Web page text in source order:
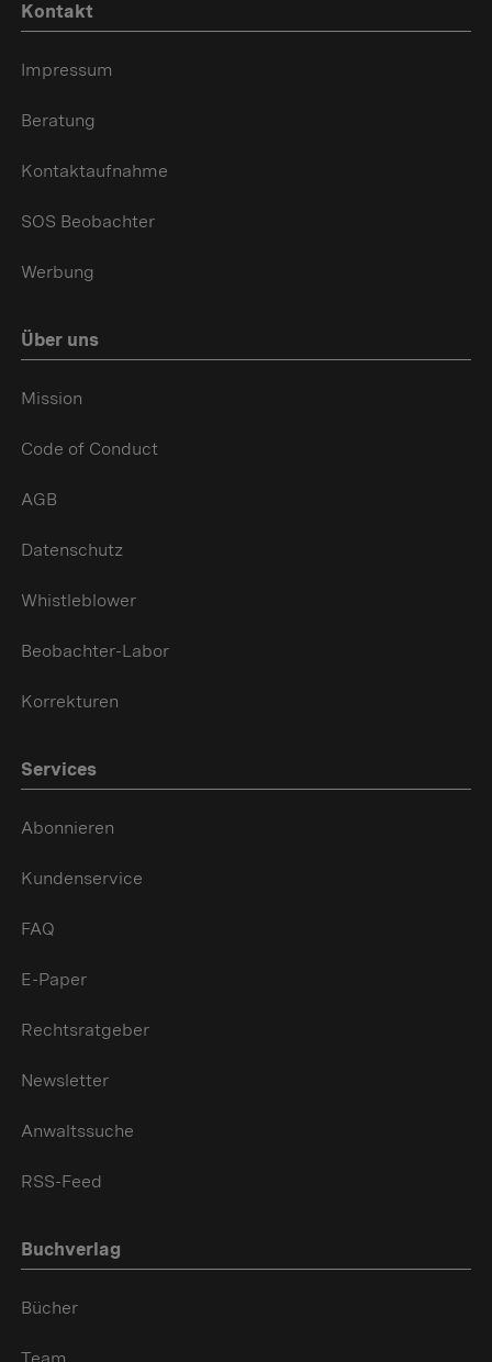
Kontakt
Impressum
Beratung
Kontaktaufnahme
SOS Beobachter
Werbung
Über uns
Mission
Code of Conduct
AGB
Datenschutz
Whistleblower
Beobachter-Labor
Korrekturen
Services
Abonnieren
Kundenservice
FAQ
E-Paper
Rechtsratgeber
Newsletter
Anwaltssuche
RSS-Feed
Buchverlag
Bücher